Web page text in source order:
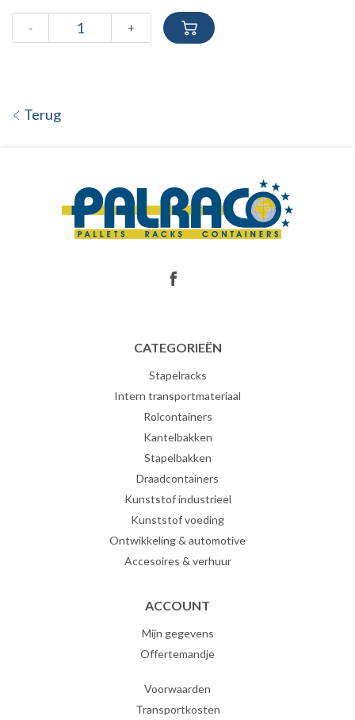
- +
Terug
CATEGORIEËN
Stapelracks
Intern transportmateriaal
Rolcontainers
Kantelbakken
Stapelbakken
Draadcontainers
Kunststof industrieel
Kunststof voeding
Ontwikkeling & automotive
Accesoires & verhuur
ACCOUNT
Mijn gegevens
Offertemandje
Voorwaarden
Transportkosten